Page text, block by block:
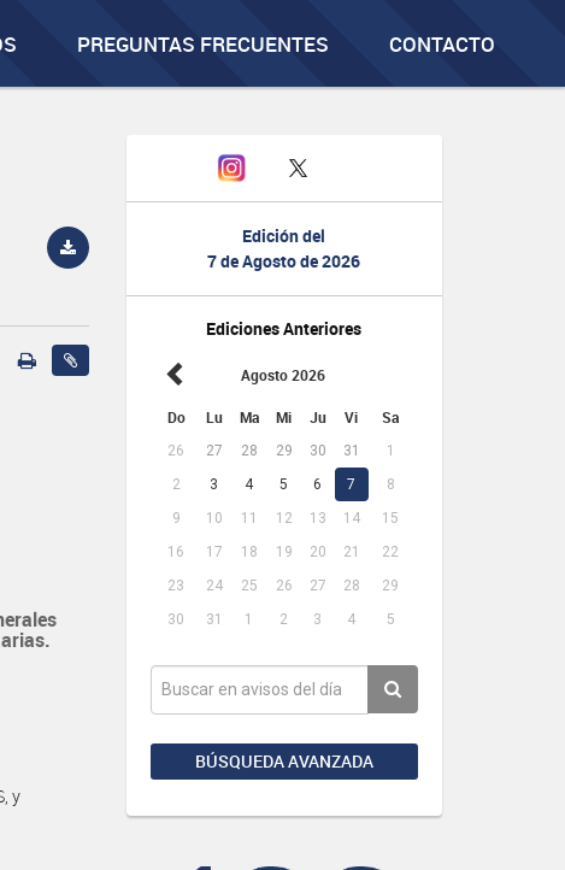
PREGUNTAS FRECUENTES CONTACTO
Edición del
7 de Agosto de 2026
Ediciones Anteriores
Agosto 2026
Do Lu Ma Mi Ju Vi Sa
26 27 28 29 30 31
1
2
3 4 5 6 7
8
9
10 11 12 13 14
15
16
17 18 19 20 21
22
23
24 25 26 27 28
29
30
31 1 2 3 4 5
BÚSQUEDA AVANZADA
y